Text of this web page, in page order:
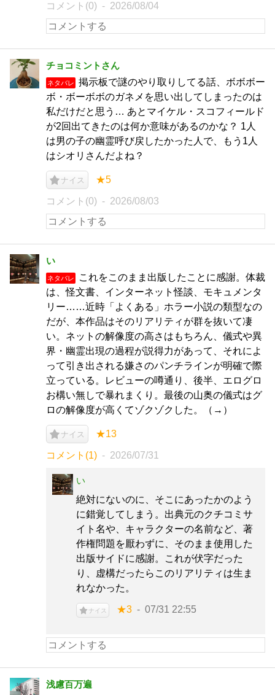
コメント(0) 2026/08/04
チョコミントさん
ネタバレ
掲示板で謎のやり取りしてる話、ボボボー
ボ・ボーボボのガネメを思い出してしまったのは
私だけだと思う… あとマイケル・スコフィールド
が2回出てきたのは何か意味があるのかな？ 1人
は男の子の幽霊呼び戻したかった人で、もう1人
はシオリさんだよね？
ナイス ★5
コメント(0) 2026/08/03
い
ネタバレ
これをこのまま出版したことに感謝。体裁
は、怪文書、インターネット怪談、モキュメンタ
リー……近時「よくある」ホラー小説の類型なの
だが、本作品はそのリアリティが群を抜いて凄
い。ネットの解像度の高さはもちろん、儀式や異
界・幽霊出現の過程が説得力があって、それによ
って引き出される嫌さのパンチラインが明確で際
立っている。レビューの噂通り、後半、エログロ
お構い無しで暴れまくり。最後の山奥の儀式はグ
ロの解像度が高くてゾクゾクした。（→）
ナイス ★13
コメント(1) 2026/07/31
い
絶対にないのに、そこにあったかのよう
に錯覚してしまう。出典元のクチコミサ
イト名や、キャラクターの名前など、著
作権問題を厭わずに、そのまま使用した
出版サイドに感謝。これが伏字だった
り、虚構だったらこのリアリティは生ま
れなかった。
ナイス ★3 07/31 22:55
浅慮百万遍